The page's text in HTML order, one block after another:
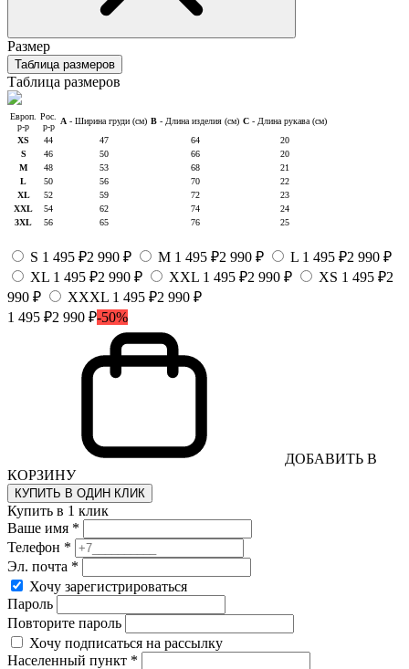
Размер
Таблица размеров
Таблица размеров
Европ.
р-р
Рос.
р-р
A - Ширина груди (см) B - Длина изделия (см) C - Длина рукава (см)
XS
44 47 64
20
S
46 50 66
20
M
48 53 68
21
L
50 56 70
22
XL
52 59 72
23
XXL
54 62 74
24
3XL
56 65 76 25
S 1 495 ₽2 990 ₽ M 1 495 ₽2 990 ₽ L 1 495 ₽2 990 ₽
XL 1 495 ₽2 990 ₽ XXL 1 495 ₽2 990 ₽ XS 1 495 ₽2
990 ₽
XXXL 1 495 ₽2 990 ₽
1 495 ₽2 990 ₽-50%
ДОБАВИТЬ В
КОРЗИНУ
КУПИТЬ В ОДИН КЛИК
Купить в 1 клик
Ваше имя *
Телефон *
Эл. почта *
Хочу зарегистрироваться
Пароль
Повторите пароль
Хочу подписаться на рассылку
Населенный пункт *